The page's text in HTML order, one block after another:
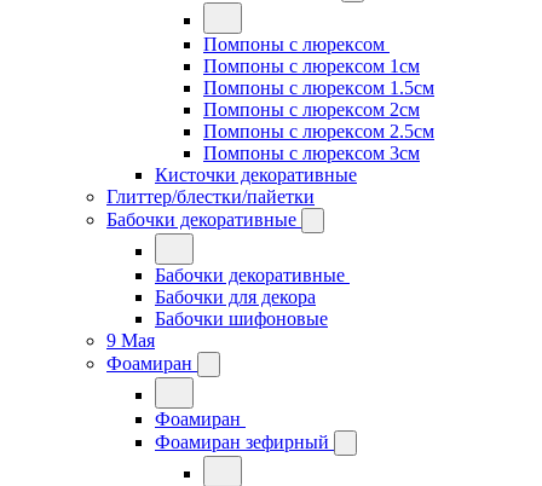
Помпоны с люрексом
Помпоны с люрексом 1см
Помпоны с люрексом 1.5см
Помпоны с люрексом 2см
Помпоны с люрексом 2.5см
Помпоны с люрексом 3см
Кисточки декоративные
Глиттер/блестки/пайетки
Бабочки декоративные
Бабочки декоративные
Бабочки для декора
Бабочки шифоновые
9 Мая
Фоамиран
Фоамиран
Фоамиран зефирный